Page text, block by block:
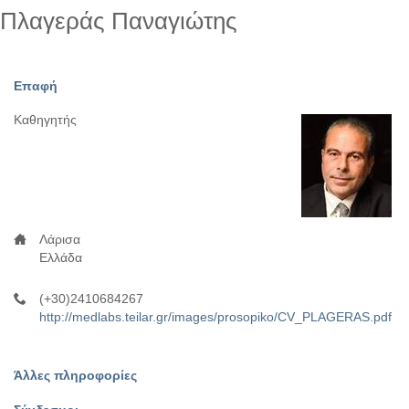
Πλαγεράς Παναγιώτης
Επαφή
Καθηγητής
Λάρισα
Ελλάδα
(+30)2410684267
http://medlabs.teilar.gr/images/prosopiko/CV_PLAGERAS.pdf
Άλλες πληροφορίες